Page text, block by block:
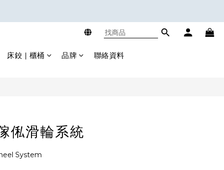
床鉸 | 櫃桶 品牌 聯絡資料
俬滑輪系統
System
立即購買